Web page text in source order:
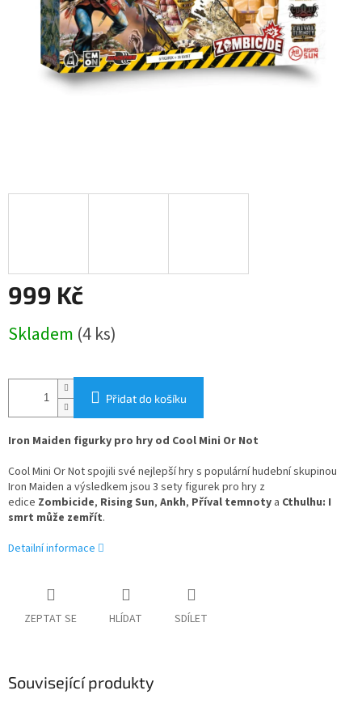
999 Kč
cena:
Skladem (4 ks)
Přidat do košíku
Iron Maiden figurky pro hry od Cool Mini Or Not
Cool Mini Or Not spojili své nejlepší hry s populární hudební skupinou
Iron Maiden a výsledkem jsou 3 sety figurek pro hry z
edice Zombicide, Rising Sun, Ankh, Příval temnoty a Cthulhu: I
smrt může zemřít.
Detailní informace
ZEPTAT SE HLÍDAT SDÍLET
Související produkty